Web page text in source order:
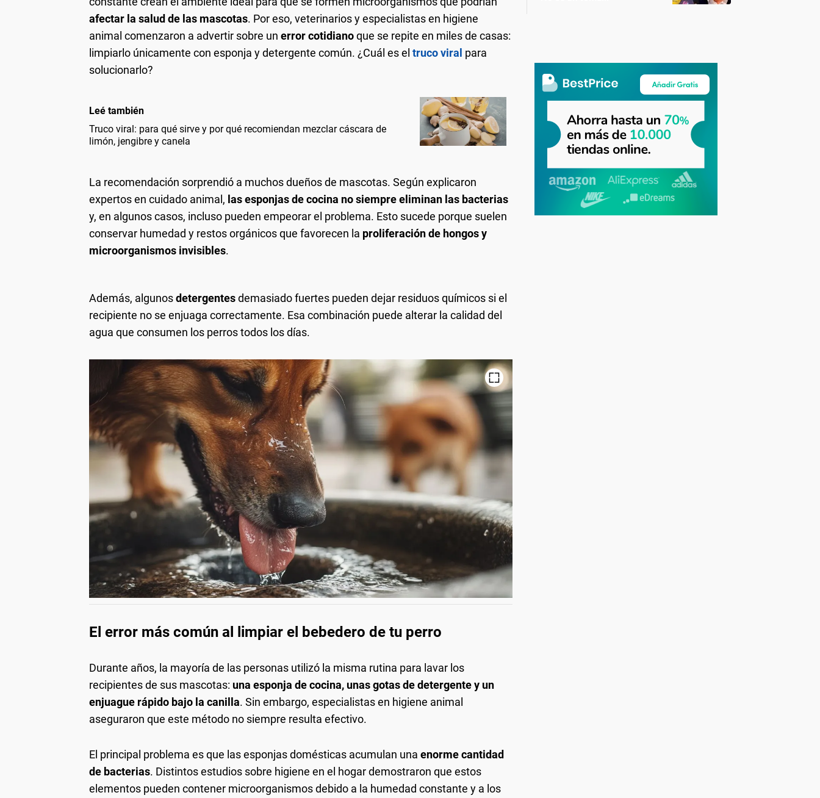
afectar la salud de las mascotas. Por eso, veterinarios y especialistas en higiene
animal comenzaron a advertir sobre un error cotidianoque se repite en miles de casas:
limpiarlo únicamente con esponja y detergente común. ¿Cuál es el truco viral para
solucionarlo?
Leé también
Truco viral: para qué sirve y por qué recomiendan mezclar cáscara de
limón, jengibre y canela
La recomendación sorprendió a muchos dueños de mascotas. Según explicaron
expertos en cuidado animal, las esponjas de cocina no siempre eliminan las bacterias
y, en algunos casos, incluso pueden empeorar el problema. Esto sucede porque suelen
conservar humedad y restos orgánicos que favorecen la proliferación de hongos y
microorganismos invisibles.
Además, algunosdetergentesdemasiado fuertes pueden dejar residuos químicos si el
recipiente no se enjuaga correctamente. Esa combinación puede alterar la calidad del
agua que consumen los perros todos los días.
El error más común al limpiar el bebedero de tu perro
Durante años, la mayoría de las personas utilizó la misma rutina para lavar los
recipientes de sus mascotas: una esponja de cocina, unas gotas de detergente y un
enjuague rápido bajo la canilla. Sin embargo, especialistas en higiene animal
aseguraron que este método no siempre resulta efectivo.
El principal problema es que las esponjas domésticas acumulan una enorme cantidad
de bacterias. Distintos estudios sobre higiene en el hogar demostraron que estos
elementos pueden contener microorganismos debido a la humedad constante y a los